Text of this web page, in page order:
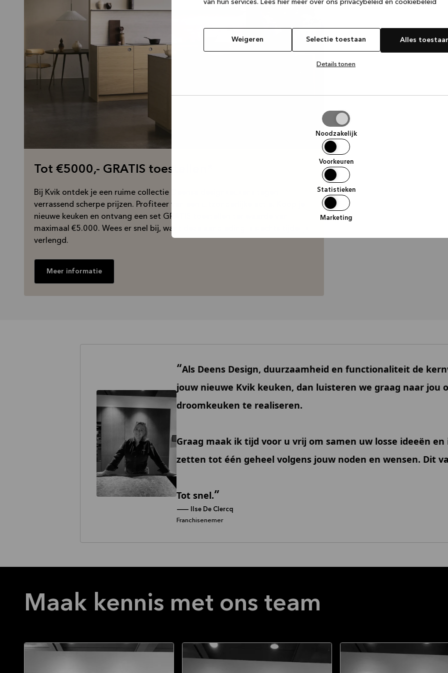
van hun services. Lees hier meer over ons privacybeleid en cookiebeleid
Weigeren Selectie toestaan Alles
Details tonen
Noodzakelijk
Voorkeuren
Statistieken
Marketing
Tot €5000,- GRATIS toestellen*
Bij Kvik ontdek je een ruime collectie Deense designkeukens tegen
verrassend scherpe prijzen. Profiteer van een uitzonderlijke actie. Koop je
nieuwe keuken en ontvang een set GRATIS toestellen ter waarde van
maximaal €5.000. Wees er snel bij, want deze aanbieding is slechts tijdelijk
verlengd.
Meer informatie
Als Deens Design, duurzaamheid en functionaliteit de
jouw nieuwe Kvik keuken, dan luisteren we graag naar jou
droomkeuken te realiseren.
Graag maak ik tijd voor u vrij om samen uw losse ideeën
zetten tot één geheel volgens jouw noden en wensen. Dit
Tot snel.
--
Ilse De Clercq
Franchisenemer
Maak kennis met ons team